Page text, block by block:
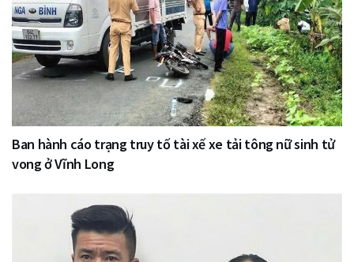
Ban hành cáo trạng truy tố tài xế xe tải tông nữ sinh tử
vong ở Vĩnh Long